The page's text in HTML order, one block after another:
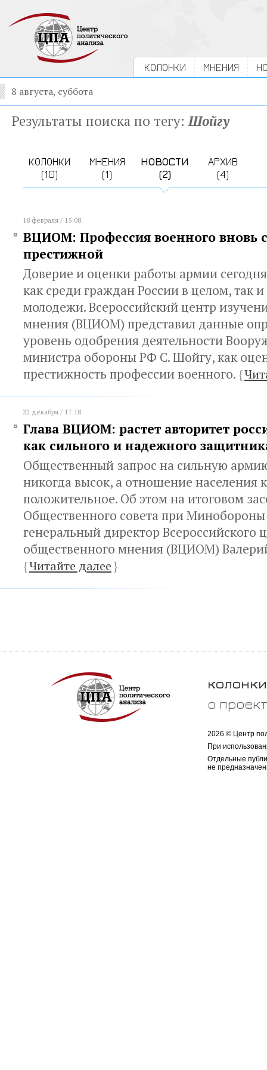
КОЛОНКИ МНЕНИЯ
8 августа, суббота
Результаты поиска по тегу:Шойгу
КОЛОНКИ
(10)
МНЕНИЯ
(1)
НОВОСТИ
(2)
АРХИВ
(4)
18 февраля / 15:08
ВЦИОМ: Профессия военного вновь
престижной
Доверие и оценки работы армии
как среди граждан России в целом, так и
молодежи. Всероссийский центр
мнения (ВЦИОМ) представил данные
уровень одобрения деятельности
министра обороны РФ С. Шойгу, как
престижность профессии военного. {
22 декабря / 17:18
Глава ВЦИОМ: растет авторитет
как сильного и надежного
Общественный запрос на сильную
никогда высок, а отношение населения
положительное. Об этом на итоговом
Общественного совета при
генеральный директор Всероссийского
общественного мнения (ВЦИОМ)
{Читайте далее}
колонки
о
2026 © Центр
При
Отдельные
не